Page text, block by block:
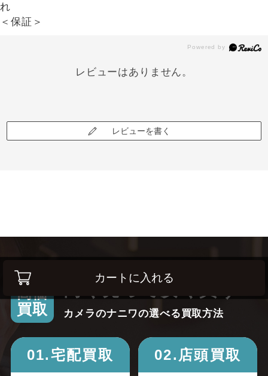
カートに入れる
れ
＜保証＞
レビューはありません。
レビューを書く
高価
買取
高く売って安く買う！
カメラのナニワの選べる買取方法
01.宅配買取 02.店頭買取